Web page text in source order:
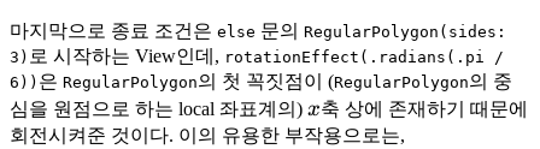
마지막으로 종료 조건은 else 문의 RegularPolygon(sides:
3) 로 시작하는 View인데, rotationEffect(.radians(.pi /
6)) 은 RegularPolygon의 첫 꼭짓점이 (RegularPolygon의 중
심을 원점으로 하는 local 좌표계의) x
x축 상에 존재하기 때문에
회전시켜준 것이다. 이의 유용한 부작용으로는,